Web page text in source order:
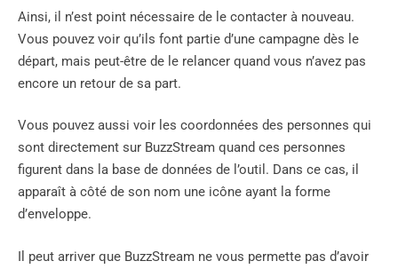
Ainsi, il n’est point nécessaire de le contacter à nouveau.
Vous pouvez voir qu’ils font partie d’une campagne dès le
départ, mais peut-être de le relancer quand vous n’avez pas
encore un retour de sa part.
Vous pouvez aussi voir les coordonnées des personnes qui
sont directement sur BuzzStream quand ces personnes
figurent dans la base de données de l’outil. Dans ce cas, il
apparaît à côté de son nom une icône ayant la forme
d’enveloppe.
Il peut arriver que BuzzStream ne vous permette pas d’avoir